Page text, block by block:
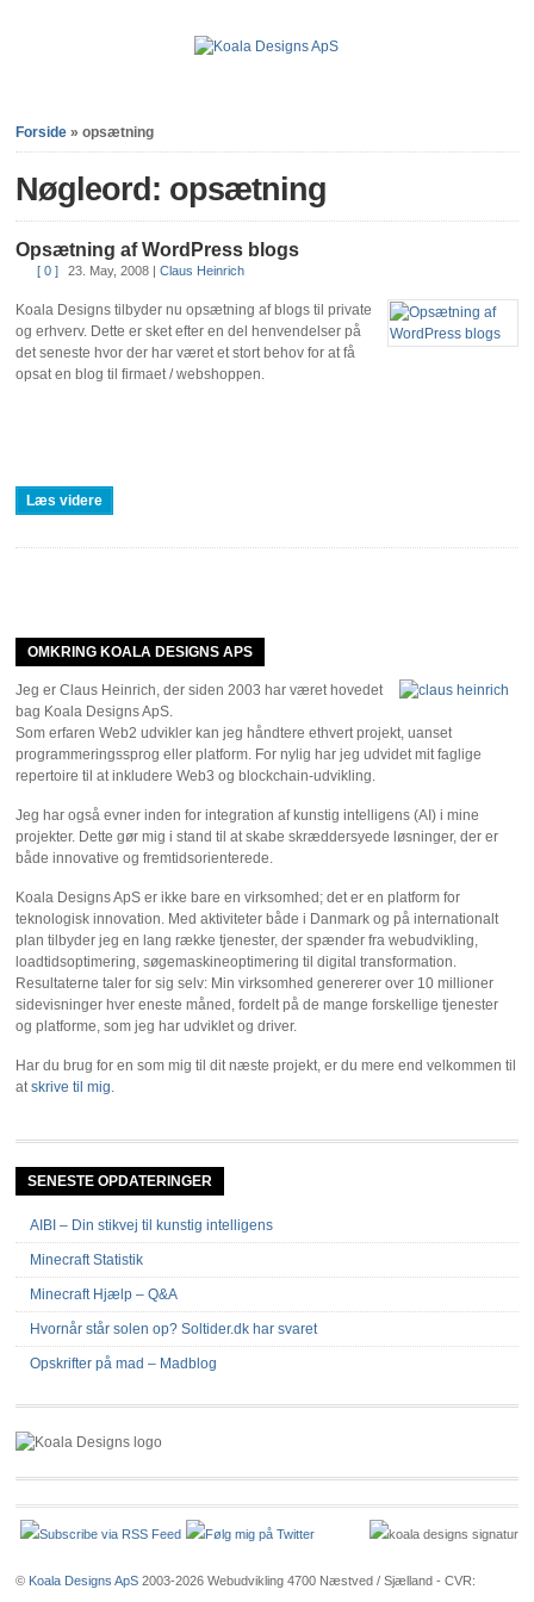
Forside »opsætning
Nøgleord: opsætning
Opsætning af WordPress blogs
[ 0 ] 23. May, 2008 |Claus Heinrich
Koala Designs tilbyder nu opsætning af blogs til private
og erhverv. Dette er sket efter en del henvendelser på
det seneste hvor der har været et stort behov for at få
opsat en blog til firmaet / webshoppen.
Læs videre
OMKRING KOALA DESIGNS APS
Jeg er Claus Heinrich, der siden 2003 har været hovedet
bag Koala Designs ApS.
Som erfaren Web2 udvikler kan jeg håndtere ethvert projekt, uanset
programmeringssprog eller platform. For nylig har jeg udvidet mit faglige
repertoire til at inkludere Web3 og blockchain-udvikling.
Jeg har også evner inden for integration af kunstig intelligens (AI) i mine
projekter. Dette gør mig i stand til at skabe skræddersyede løsninger, der er
både innovative og fremtidsorienterede.
Koala Designs ApS er ikke bare en virksomhed; det er en platform for
teknologisk innovation. Med aktiviteter både i Danmark og på internationalt
plan tilbyder jeg en lang række tjenester, der spænder fra webudvikling,
loadtidsoptimering, søgemaskineoptimering til digital transformation.
Resultaterne taler for sig selv: Min virksomhed genererer over 10 millioner
sidevisninger hver eneste måned, fordelt på de mange forskellige tjenester
og platforme, som jeg har udviklet og driver.
Har du brug for en som mig til dit næste projekt, er du mere end velkommen til
atskrive til mig.
SENESTE OPDATERINGER
AIBI – Din stikvej til kunstig intelligens
Minecraft Statistik
Minecraft Hjælp – Q&A
Hvornår står solen op? Soltider.dk har svaret
Opskrifter på mad – Madblog
© Koala Designs ApS 2003-2026 Webudvikling 4700 Næstved / Sjælland - CVR: